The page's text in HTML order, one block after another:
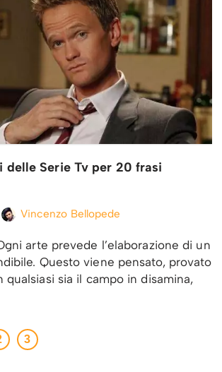
delle Serie Tv per 20 frasi
Vincenzo Bellopede
arte prevede l’elaborazione di un
Questo viene pensato, provato
qualsiasi sia il campo in disamina,
3